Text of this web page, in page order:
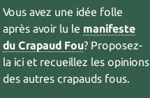
Vous avez une idée folle
après avoir lu le manifeste
du Crapaud Fou? Proposez-
la ici et recueillez les opinions
des autres crapauds fous.